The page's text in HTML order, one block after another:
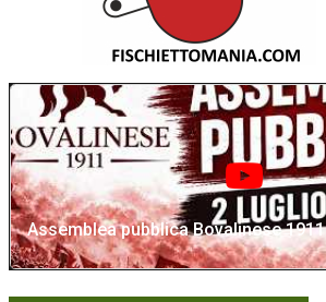
Assemblea pubblica Bovalinese 1911